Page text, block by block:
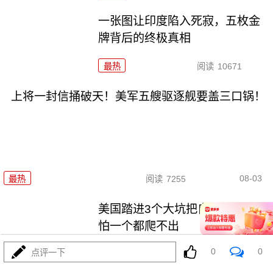
一张图让印度陷入死寂，五枚金
牌背后的终极真相
最热 阅读 10671
上将一封信捅破天！美军五艘驱逐舰要盖三口锅！
最热 阅读 7255 08-03
美国踏进3个大坑把自己埋了！恐
怕一个都爬不出
阅读 17086
点评一下 0 0